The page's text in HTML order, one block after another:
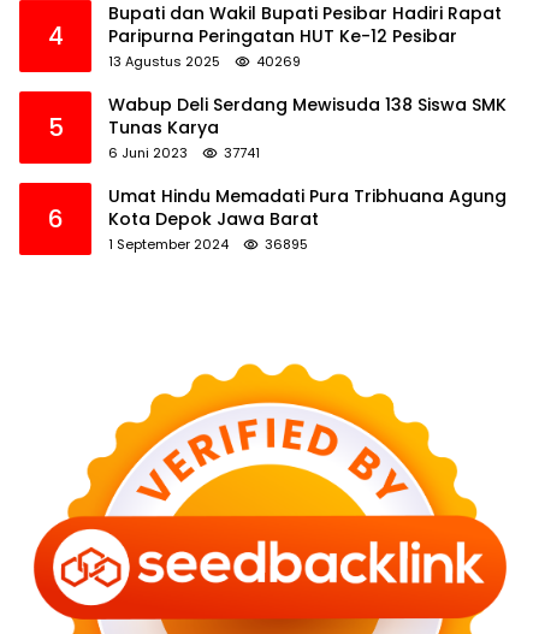
4
Bupati dan Wakil Bupati Pesibar Hadiri Rapat
Paripurna Peringatan HUT Ke-12 Pesibar
13 Agustus 2025 40269
5
Wabup Deli Serdang Mewisuda 138 Siswa SMK
Tunas Karya
6 Juni 2023 37741
6
Umat Hindu Memadati Pura Tribhuana Agung
Kota Depok Jawa Barat
1 September 2024 36895